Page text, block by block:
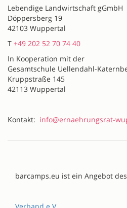
Lebendige Landwirtschaft gGmbH
Döppersberg 19
42103 Wuppertal
T +49 202 52 70 74 40
In Kooperation mit der
Gesamtschule Uellendahl-
Kruppstraße 145
42113 Wuppertal
Kontakt: info@ernaehrungsrat-
barcamps.eu ist ein Angebot des